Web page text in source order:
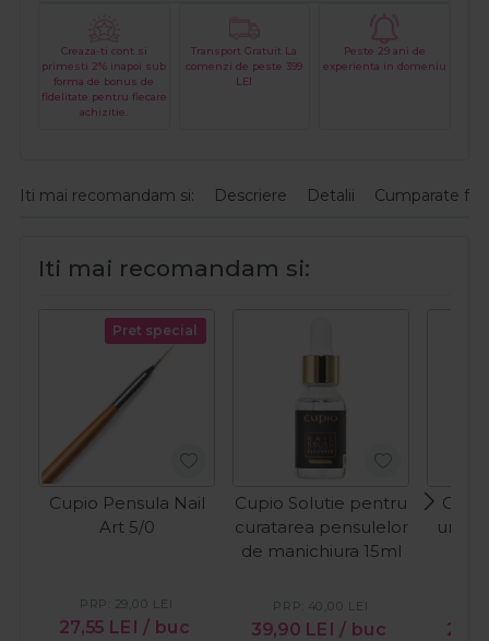
Creaza-ti cont si
primesti 2% inapoi sub
forma de bonus de
fidelitate pentru fiecare
achizitie.
Transport Gratuit La
comenzi de peste 399
LEI
Peste 29 ani de
experienta in domeniu
Iti mai recomandam si: Descriere Detalii Cumparate
Iti mai recomandam si:
Pret special
Cupio Pensula Nail
Art 5/0
27,55 LEI / buc
PRP: 29,00 LEI
Cupio Solutie pentru
curatarea pensulelor
de manichiura 15ml
39,90 LEI / buc
PRP: 40,00 LEI